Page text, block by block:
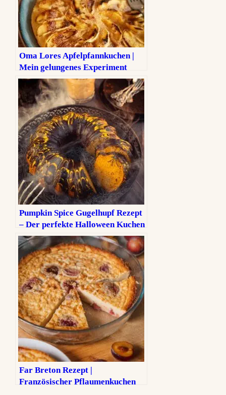
Oma Lores Apfelpfannkuchen |
Mein gelungenes Experiment
Pumpkin Spice Gugelhupf Rezept
– Der perfekte Halloween Kuchen
Far Breton Rezept |
Französischer Pflaumenkuchen